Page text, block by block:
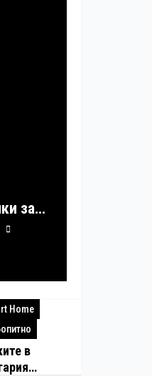
за
в
Home
в